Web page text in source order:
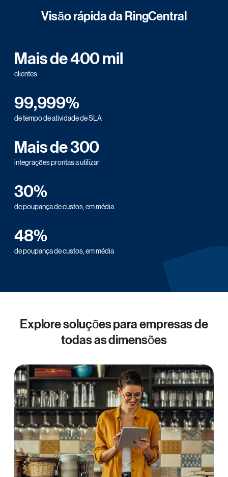
Visão rápida da RingCentral
Mais de 400 mil
clientes
99,999%
de tempo de atividade de SLA
Mais de 300
integrações prontas a utilizar
30%
de poupança de custos, em média
48%
de poupança de custos, em média
Explore soluções para empresas de
todas as dimensões